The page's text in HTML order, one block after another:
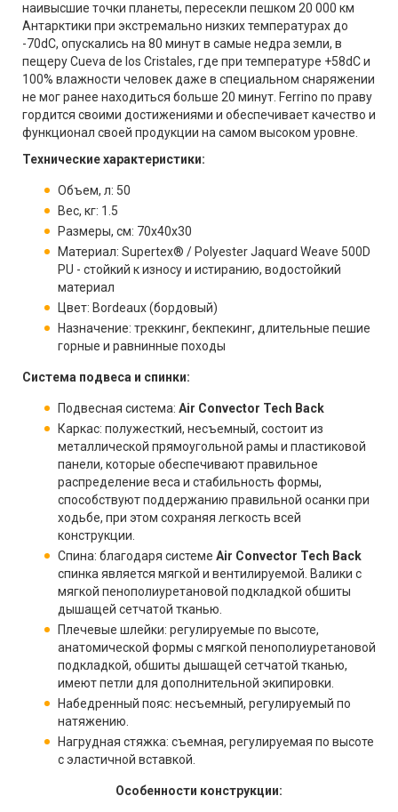
наивысшие точки планеты, пересекли пешком 20 000 км
Антарктики при экстремально низких температурах до
-70dС, опускались на 80 минут в самые недра земли, в
пещеру Cueva de los Cristales, где при температуре +58dС и
100% влажности человек даже в специальном снаряжении
не мог ранее находиться больше 20 минут. Ferrino по праву
гордится своими достижениями и обеспечивает качество и
функционал своей продукции на самом высоком уровне.
Технические характеристики:
Объем, л: 50
Вес, кг: 1.5
Размеры, см: 70х40х30
Материал: Supertex® / Polyester Jaquard Weave 500D
PU - стойкий к износу и истиранию, водостойкий
материал
Цвет: Bordeaux (бордовый)
Назначение: треккинг, бекпекинг, длительные пешие
горные и равнинные походы
Система подвеса и спинки:
Подвесная система: Air Convector Tech Back
Каркас: полужесткий, несъемный, состоит из
металлической прямоугольной рамы и пластиковой
панели, которые обеспечивают правильное
распределение веса и стабильность формы,
способствуют поддержанию правильной осанки при
ходьбе, при этом сохраняя легкость всей
конструкции.
Спина: благодаря системе Air Convector Tech Back
спинка является мягкой и вентилируемой. Валики с
мягкой пенополиуретановой подкладкой обшиты
дышащей сетчатой тканью.
Плечевые шлейки: регулируемые по высоте,
анатомической формы с мягкой пенополиуретановой
подкладкой, обшиты дышащей сетчатой тканью,
имеют петли для дополнительной экипировки.
Набедренный пояс: несъемный, регулируемый по
натяжению.
Нагрудная стяжка: съемная, регулируемая по высоте
с эластичной вставкой.
Особенности конструкции: